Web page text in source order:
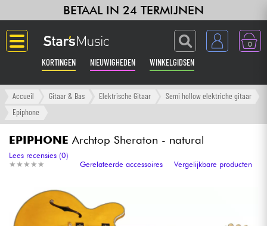
BETAAL IN 24 TERMIJNEN
0
KORTINGEN NIEUWIGHEDEN WINKELGIDSEN
Langue
Versterker & Effecten
Synths & samplers
Accueil Gitaar & Bas Elektrische Gitaar
Semi hollow elektriche gitaar
Epiphone
EPIPHONE Archtop Sheraton - natural
★ ★ ★ ★ ★
★ ★ ★ ★ ★
Lees recensies (0)
Gerelateerde accessoires
Vergelijkbare producten